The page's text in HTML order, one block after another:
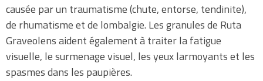
causée par un traumatisme (chute, entorse, tendinite),
de rhumatisme et de lombalgie. Les granules de Ruta
Graveolens aident également à traiter la fatigue
visuelle, le surmenage visuel, les yeux larmoyants et les
spasmes dans les paupières.